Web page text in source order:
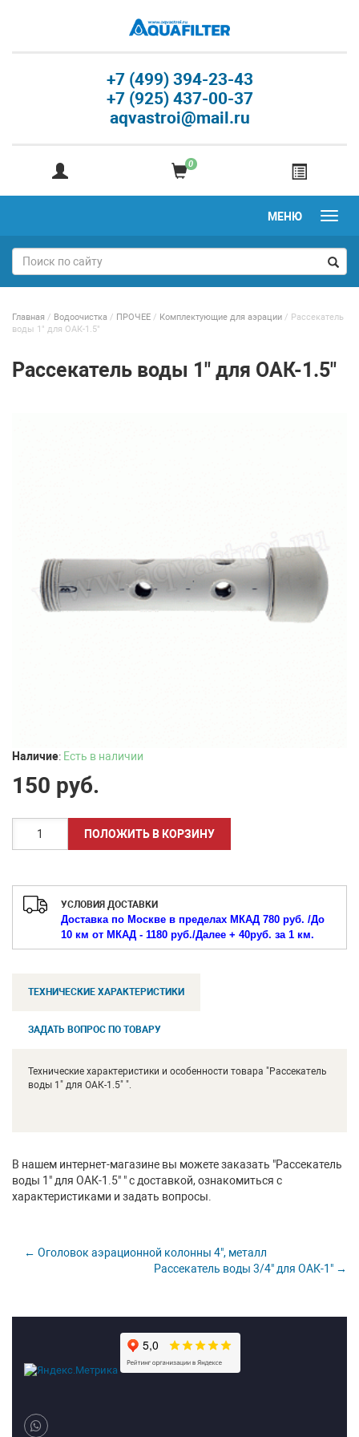
+7 (499) 394-23-43
+7 (925) 437-00-37
aqvastroi@mail.ru
0
МЕНЮ
Главная / Водоочистка / ПРОЧЕЕ / Комплектующие для аэрации / Рассекатель
воды 1" для ОАК-1.5"
Рассекатель воды 1" для ОАК-1.5"
Наличие: Есть в наличии
150 руб.
УСЛОВИЯ ДОСТАВКИ
Доставка по Москве в пределах МКАД 780 руб. /До
10 км от МКАД - 1180 руб./Далее + 40руб. за 1 км.
ТЕХНИЧЕСКИЕ ХАРАКТЕРИСТИКИ
ЗАДАТЬ ВОПРОС ПО ТОВАРУ
Технические характеристики и особенности товара "Рассекатель
воды 1" для ОАК-1.5" ".
В нашем интернет-магазине вы можете заказать "Рассекатель
воды 1" для ОАК-1.5" " с доставкой, ознакомиться с
характеристиками и задать вопросы.
← Оголовок аэрационной колонны 4", металл
Рассекатель воды 3/4" для ОАК-1" →